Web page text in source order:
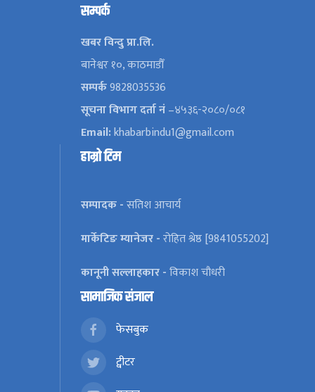
सम्पर्क
खबर विन्दु प्रा.लि.
बानेश्वर १०, काठमाडौँ
सम्पर्क9828035536
सूचना विभाग दर्ता नं–४५३६-२०८०/०८१
Email:khabarbindu1@gmail.com
हाम्रो टिम
सम्पादक -सतिश आचार्य
मार्केटिङ म्यानेजर -रोहित श्रेष्ठ [9841055202]
कानूनी सल्लाहकार -विकाश चौधरी
सामाजिक संजाल
फेसबुक
ट्वीटर